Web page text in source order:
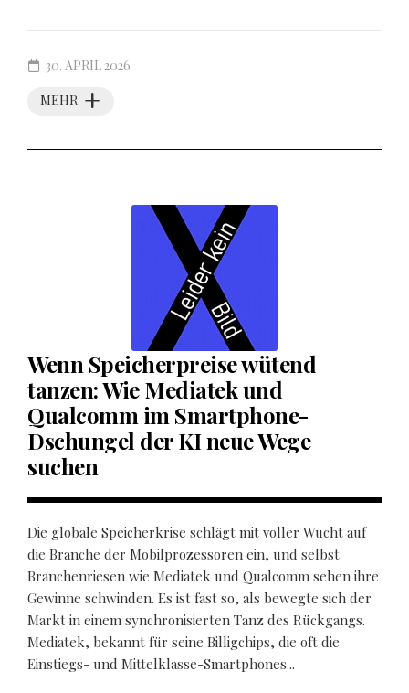
MEHR
30. APRIL 2026
Wenn Speicherpreise wütend
tanzen: Wie Mediatek und
Qualcomm im Smartphone-
Dschungel der KI neue Wege
suchen
Die globale Speicherkrise schlägt mit voller Wucht auf
die Branche der Mobilprozessoren ein, und selbst
Branchenriesen wie Mediatek und Qualcomm sehen ihre
Gewinne schwinden. Es ist fast so, als bewegte sich der
Markt in einem synchronisierten Tanz des Rückgangs.
Mediatek, bekannt für seine Billigchips, die oft die
Einstiegs- und Mittelklasse-Smartphones...